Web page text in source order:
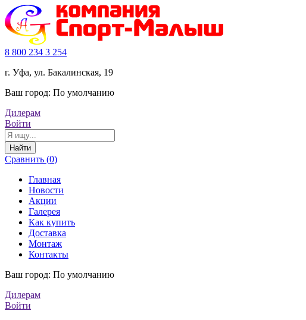
8 800 234 3 254
г. Уфа, ул. Бакалинская, 19
Ваш город: По умолчанию
Дилерам
Войти
Найти
Сравнить (0)
Главная
Новости
Акции
Галерея
Как купить
Доставка
Монтаж
Контакты
Ваш город: По умолчанию
Дилерам
Войти